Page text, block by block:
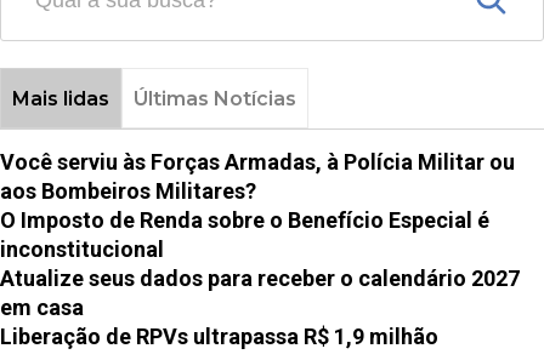
Mais lidas Últimas Notícias
Você serviu às Forças Armadas, à Polícia Militar ou
aos Bombeiros Militares?
O Imposto de Renda sobre o Benefício Especial é
inconstitucional
Atualize seus dados para receber o calendário 2027
em casa
Liberação de RPVs ultrapassa R$ 1,9 milhão